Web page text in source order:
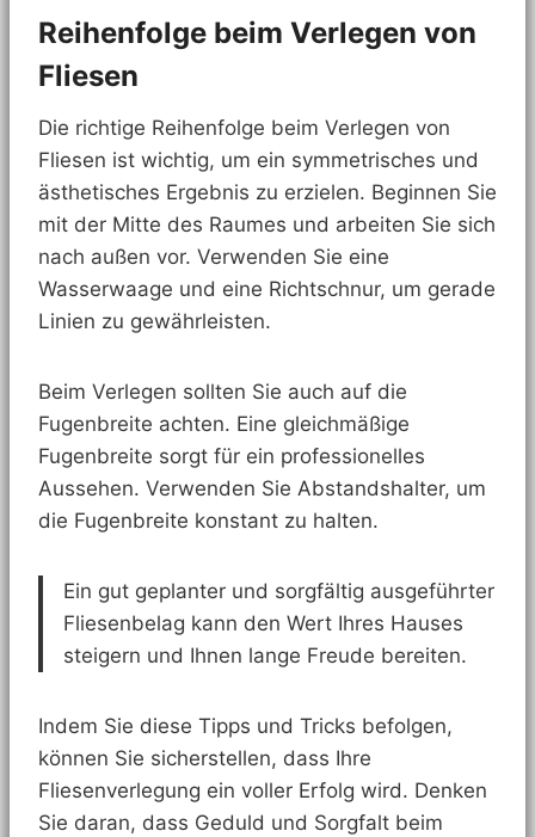
Reihenfolge beim Verlegen von
Fliesen
Die richtige Reihenfolge beim Verlegen von
Fliesen ist wichtig, um ein symmetrisches und
ästhetisches Ergebnis zu erzielen. Beginnen Sie
mit der Mitte des Raumes und arbeiten Sie sich
nach außen vor. Verwenden Sie eine
Wasserwaage und eine Richtschnur, um gerade
Linien zu gewährleisten.
Beim Verlegen sollten Sie auch auf die
Fugenbreite achten. Eine gleichmäßige
Fugenbreite sorgt für ein professionelles
Aussehen. Verwenden Sie Abstandshalter, um
die Fugenbreite konstant zu halten.
Ein gut geplanter und sorgfältig ausgeführter
Fliesenbelag kann den Wert Ihres Hauses
steigern und Ihnen lange Freude bereiten.
Indem Sie diese Tipps und Tricks befolgen,
können Sie sicherstellen, dass Ihre
Fliesenverlegung ein voller Erfolg wird. Denken
Sie daran, dass Geduld und Sorgfalt beim